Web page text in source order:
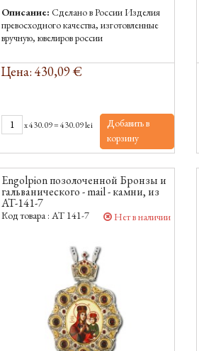
Описание: Сделано в России Изделия
превосходного качества, изготовленные
вручную, ювелиров россии
Цена: 430,09 €
x430.09=430.09 lei
Добавить в
корзину
Engolpion позолоченной Бронзы и
гальванического - mail - камни, из
AT-141-7
Код товара : AT 141-7 Нет в наличии